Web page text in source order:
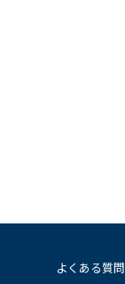
よくある質問